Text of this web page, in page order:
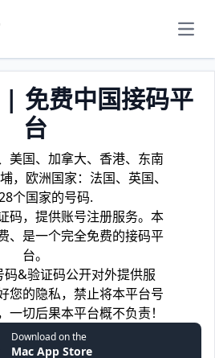
免费中国接码平
台
美国、加拿大、香港、东南
，欧洲国家：法国、英国、
个国家的号码.
码，提供账号注册服务。本
、是一个完全免费的接码平
台。
码&验证码公开对外提供服
您的隐私，禁止将本平台号
一切后果本平台概不负责！
Download on the
Mac App Store